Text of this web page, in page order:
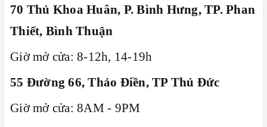
70 Thủ Khoa Huân, P. Bình Hưng, TP. Phan
Thiết, Bình Thuận
Giờ mở cửa: 8-12h, 14-19h
55 Đường 66, Thảo Điền, TP Thủ Đức
Giờ mở cửa: 8AM - 9PM